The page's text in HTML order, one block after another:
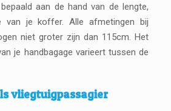
aan de hand van de lengte,
van je koffer. Alle afmetingen bij
niet groter zijn dan 115cm. Het
je handbagage varieert tussen de
vliegtuigpassagier